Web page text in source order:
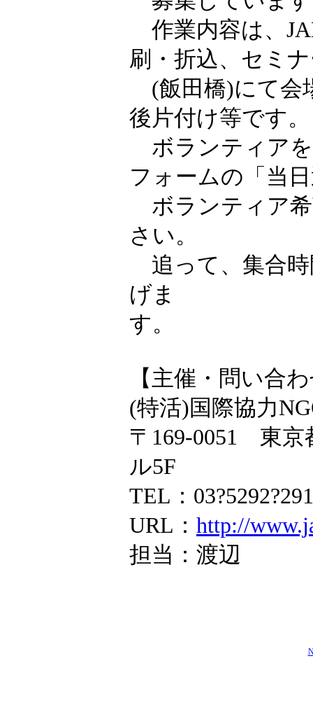
作業内容は、
刷・折込、セミ
(飯田橋)にて会
後片付け等です。
ボランティアを
フォームの「当
ボランティア希
さい。
追って、集合時
げま
【主催・問い合
(特活)国際協力
〒169-0051 東
ル5F
TEL：
URL： http://
担当：渡辺